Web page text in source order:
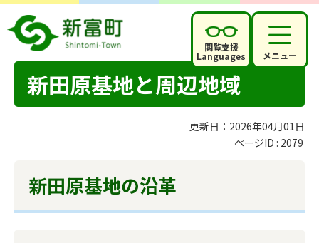
閲覧支援
Languages メニュー
新田原基地と周辺地域
更新日：2026年04月01日
ページID : 2079
新田原基地の沿革